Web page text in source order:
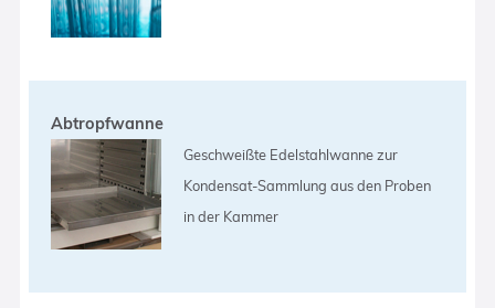
Abtropfwanne
Geschweißte Edelstahlwanne zur
Kondensat-Sammlung aus den Proben
in der Kammer